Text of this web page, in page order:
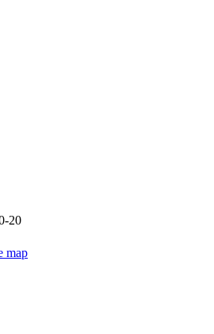
20